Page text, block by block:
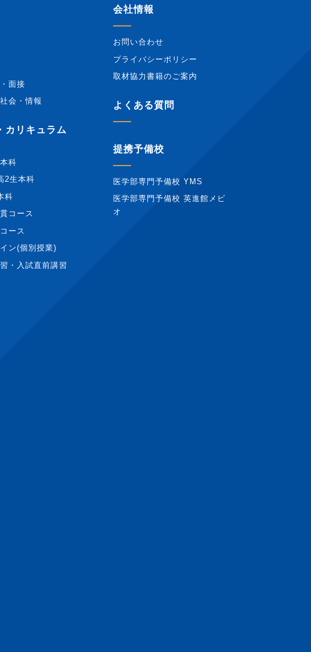
面接
会・情報
カリキュラム
科
2生本科
科
コース
ース
ン(個別授業)
・入試直前講習
会社情報
お問い合わせ
プライバシーポリシー
取材協力書籍のご案内
よくある質問
提携予備校
医学部専門予備校 YMS
医学部専門予備校 英進館メビ
オ